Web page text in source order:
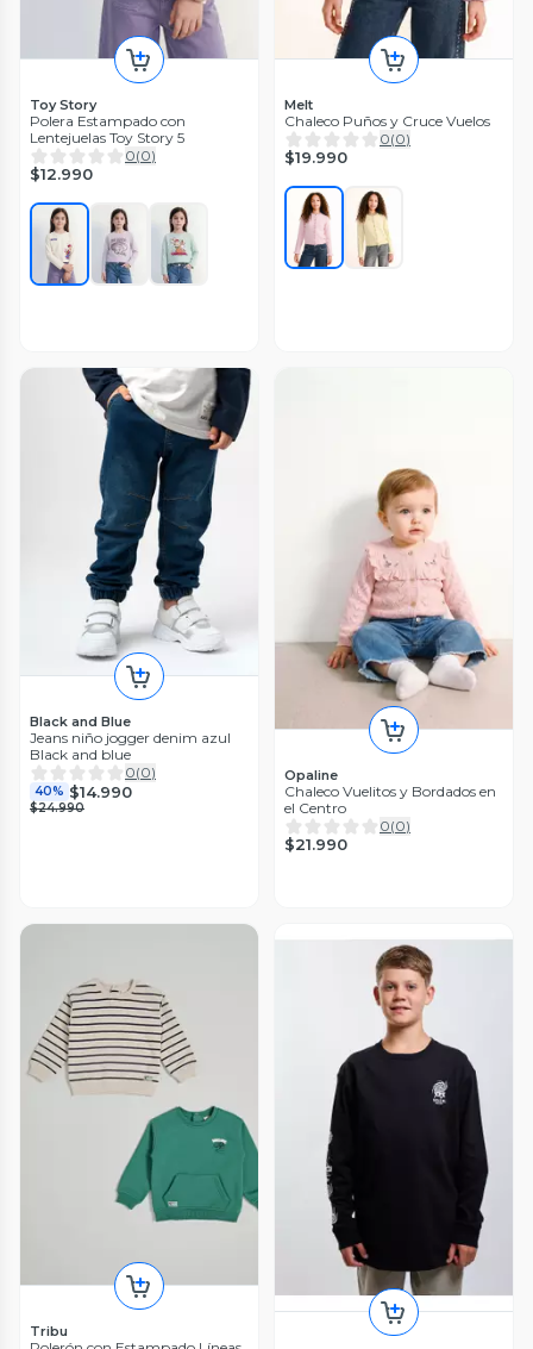
Toy Story
Polera Estampado con
Lentejuelas Toy Story 5
0(0)
$12.990
Melt
Chaleco Puños y Cruce Vuelos
0(0)
$19.990
Black and Blue
Jeans niño jogger denim azul
Black and blue
0(0)
40% $14.990
$24.990
Opaline
Chaleco Vuelitos y Bordados en
el Centro
0(0)
$21.990
Tribu